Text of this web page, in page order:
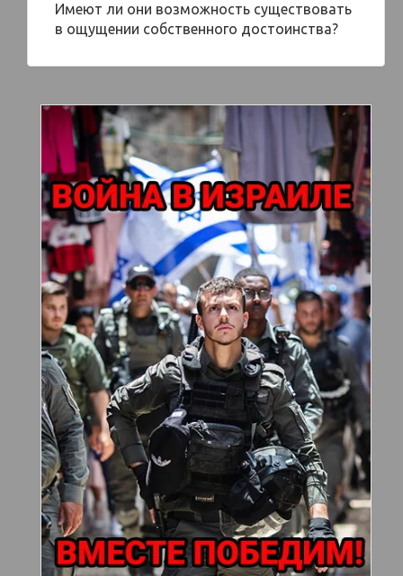
Имеют ли они возможность существовать
в ощущении собственного достоинства?